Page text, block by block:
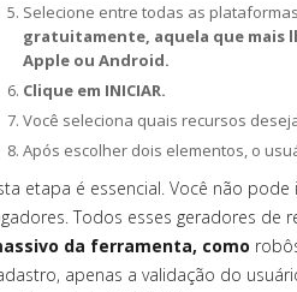
Selecione entre todas as
gratuitamente, aquela que mais
Apple ou Android.
Clique em INICIAR.
Você seleciona quais recursos
Após escolher dois elementos, o
etapa é essencial. Você não
Todos esses geradores
da ferramenta, como
apenas a validação do